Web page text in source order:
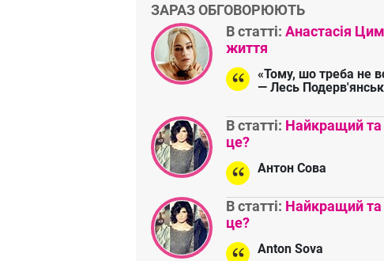
ЗАРАЗ ОБГОВОРЮЮТЬ
В статті: Анастасія
життя
«Тому, шо треба не
— Лесь
В статті: Найкращий та
це?
Антон Сова
В статті: Найкращий та
це?
Anton Sova